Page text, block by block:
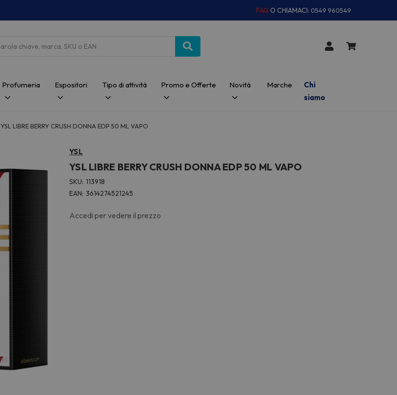
FAQ O CHIAMACI: 0549 960549
Profumeria Espositori Tipo di attività Promo e Offerte Novità Marche
Chi
siamo
YSL LIBRE BERRY CRUSH DONNA EDP 50 ML VAPO
YSL
YSL LIBRE BERRY CRUSH DONNA EDP 50 ML VAPO
SKU: 113918
EAN: 3614274521245
Accedi per vedere il prezzo